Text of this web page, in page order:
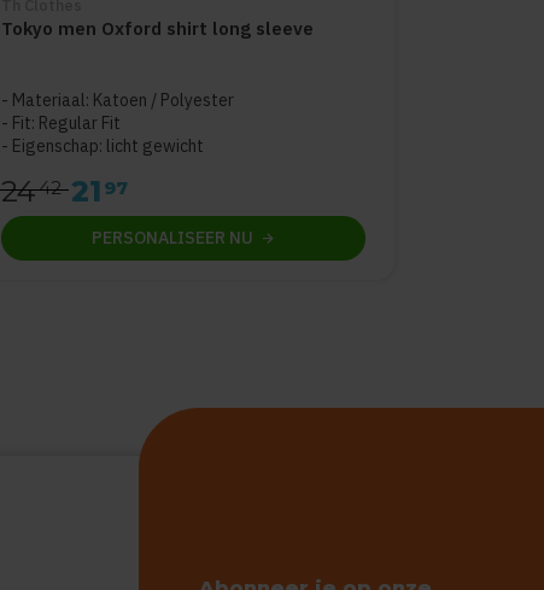
Tokyo men Oxford shirt long sleeve
Materiaal: Katoen / Polyester
Fit: Regular Fit
Eigenschap: licht gewicht
2442 21 97
PERSONALISEER NU